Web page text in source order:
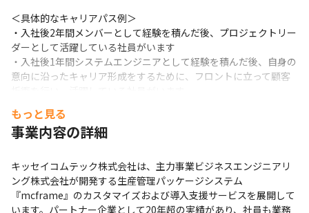
＜具体的なキャリアパス例＞
・入社後2年間メンバーとして経験を積んだ後、プロジェクトリー
ダーとして活躍している社員がいます
・入社後1年間システムエンジニアとして経験を積んだ後、自身の
意向に沿ったキャリア形成をするために、フロントに立って顧客
もっと見る
事業内容の詳細
キッセイコムテック株式会社は、主力事業ビジネスエンジニアリ
ング株式会社が開発する生産管理パッケージシステム
『mcframe』のカスタマイズおよび導入支援サービスを展開して
います。パートナー企業として20年超の実績があり、社員も業務